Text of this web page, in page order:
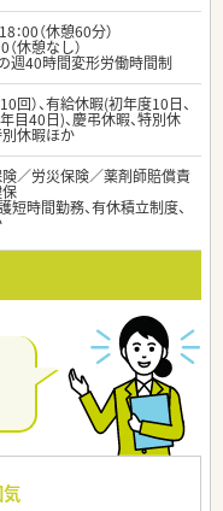
00（休憩60分）
休憩なし）
週40時間変形労働時間制
回）、有給休暇(初年度10日、
目40日)、慶弔休暇、特別休
別休暇ほか
／労災保険／薬剤師賠償責
短時間勤務、有休積立制度、